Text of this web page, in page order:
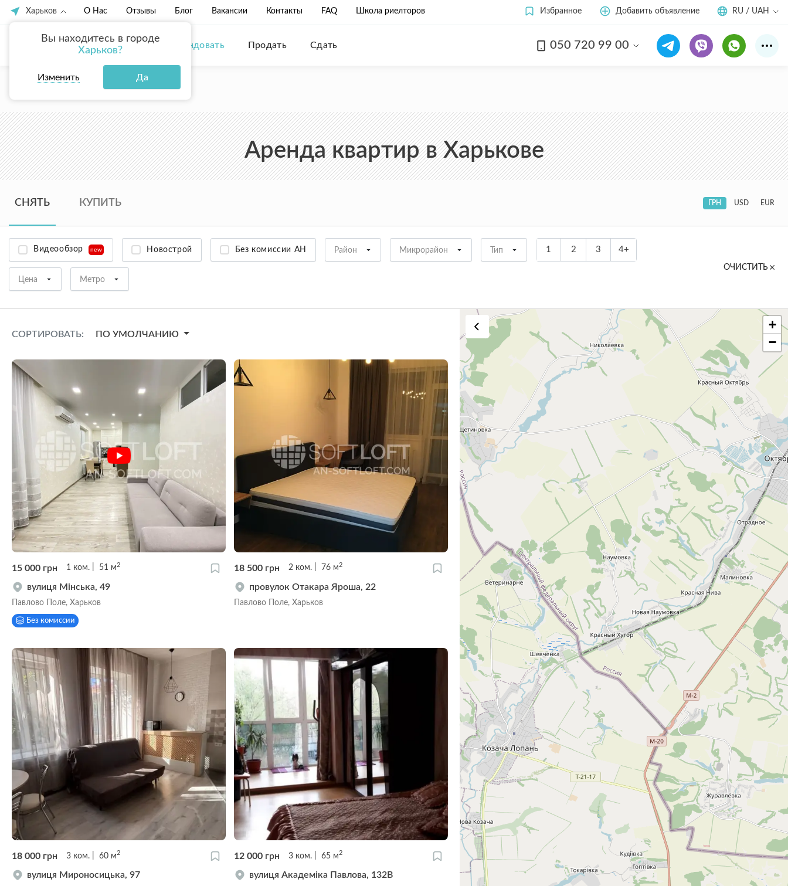
Харьков
Вы находитесь в городе
Харьков?
Изменить Да
О Нас Отзывы Блог Вакансии Контакты FAQ Школа риелторов Избранное Добавить объявление RU / UAH
Купить Арендовать Продать Сдать 050 720 99 00
АРЕНДА КВАРТИР В ХАРЬКОВЕ
Аренда квартир в Харькове
СНЯТЬ КУПИТЬ ГРН USD EUR
Видеообзор new Новострой Без комиссии АН Район Микрорайон Тип 1 2 3 4+
Цена Метро
ОЧИСТИТЬ
СОРТИРОВАТЬ: ПО УМОЛЧАНИЮ
15 000 грн 1 ком. 51 м 2
вулиця Мінська, 49
Павлово Поле, Харьков
Без комиссии
18 500 грн 2 ком. 76 м 2
провулок Отакара Яроша, 22
Павлово Поле, Харьков
18 000 грн 3 ком. 60 м2
вулиця Мироносицька, 97
12 000 грн 3 ком. 65 м2
вулиця Академіка Павлова, 132В
+
−